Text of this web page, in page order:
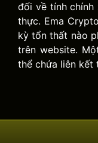
đối về tính
thực. Ema
kỳ tổn thất nào
trên website.
thể chứa liên kết